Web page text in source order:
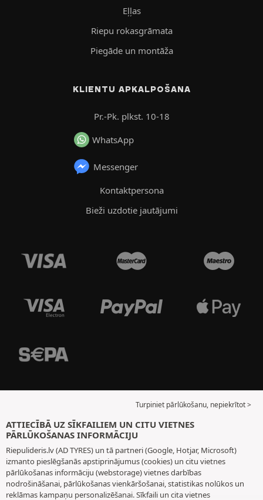
Eļļas
Riepu rokasgrāmata
Piegāde un montāža
KLIENTU APKALPOŠANA
Pr.-Pk. plkst. 10-18
WhatsApp
Messenger
Kontaktpersona
Bieži uzdotie jautājumi
Turpiniet pārlūkošanu, nepiekrītot >
ATTIECĪBĀ UZ SĪKFAILIEM UN CITU VIETNES
PĀRLŪKOŠANAS INFORMĀCIJU
Riepulideris.lv (AD TYRES) un tā partneri (Google, Hotjar, Microsoft)
izmanto pieslēgšanās apstiprinājumus (cookies) un citu vietnes
pārlūkošanas informāciju (webstorage) vietnes darbības
nodrošināšanai, pārlūkošanas vienkāršošanai, statistikas nolūkos un
reklāmas kampaņu personalizēšanai. Sīkfaili un cita vietnes